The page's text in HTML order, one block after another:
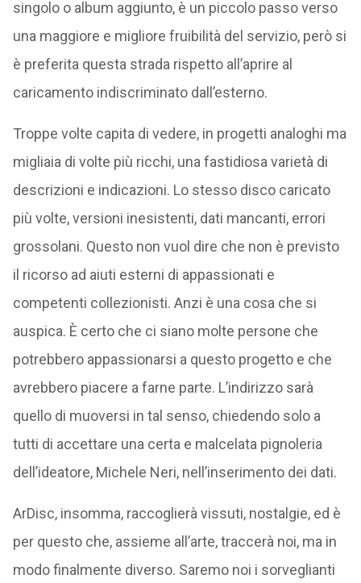
singolo o album aggiunto, è un piccolo passo verso
una maggiore e migliore fruibilità del servizio, però si
è preferita questa strada rispetto all’aprire al
caricamento indiscriminato dall’esterno.
Troppe volte capita di vedere, in progetti analoghi ma
migliaia di volte più ricchi, una fastidiosa varietà di
descrizioni e indicazioni. Lo stesso disco caricato
più volte, versioni inesistenti, dati mancanti, errori
grossolani. Questo non vuol dire che non è previsto
il ricorso ad aiuti esterni di appassionati e
competenti collezionisti. Anzi è una cosa che si
auspica. È certo che ci siano molte persone che
potrebbero appassionarsi a questo progetto e che
avrebbero piacere a farne parte. L’indirizzo sarà
quello di muoversi in tal senso, chiedendo solo a
tutti di accettare una certa e malcelata pignoleria
dell’ideatore, Michele Neri, nell’inserimento dei dati.
ArDisc, insomma, raccoglierà vissuti, nostalgie, ed è
per questo che, assieme all’arte, traccerà noi, ma in
modo finalmente diverso. Saremo noi i sorveglianti